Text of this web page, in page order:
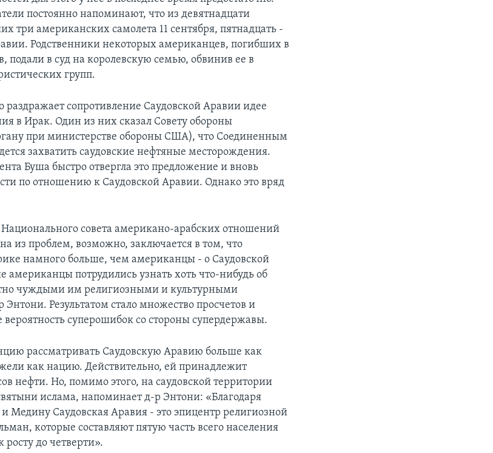
постоянно напоминают, что из девятнадцати
три американских самолета 11 сентября, пятнадцать -
Родственники некоторых американцев, погибших в
подали в суд на королевскую семью, обвинив ее в
групп.
раздражает сопротивление Саудовской Аравии идее
в Ирак. Один из них сказал Совету обороны
при министерстве обороны США), что Соединенным
захватить саудовские нефтяные месторождения.
Буша быстро отвергла это предложение и вновь
по отношению к Саудовской Аравии. Однако это вряд
совета американо-арабских отношений
из проблем, возможно, заключается в том, что
намного больше, чем американцы - о Саудовской
потрудились узнать хоть что-нибудь об
чуждыми им религиозными и культурными
Результатом стало множество просчетов и
суперошибок со стороны супердержавы.
рассматривать Саудовскую Аравию больше как
как нацию. Действительно, ей принадлежит
нефти. Но, помимо этого, на саудовской территории
ислама, напоминает д-р Энтони: «Благодаря
Медину Саудовская Аравия - это эпицентр религиозной
которые составляют пятую часть всего населения
до четверти».